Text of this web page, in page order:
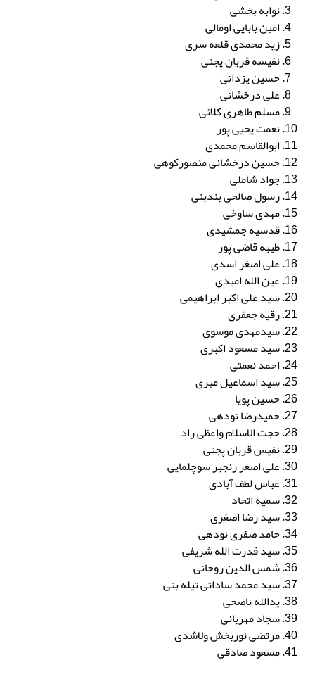
نوابه بخشی
امین بابایی اومالی
زید محمدی قلعه سری
نفیسه قربان پجتی
حسین یزدانی
علی درخشانی
مسلم طاهری کلائی
نعمت یحیی پور
ابوالقاسم محمدی
حسین درخشانی منصورکوهی
جواد شاملی
رسول صالحی بندبنی
مهدی ساوخی
قدسیه جمشیدی
طیبه قاضی پور
علی اصغر اسدی
عین الله امیدی
سید علی اکبر ابراهیمی
رقیه جعفری
سیدمهدی موسوی
سید مسعود اکبری
احمد نعمتی
سید اسماعیل میری
حسین پویا
حمیدرضا نودهی
حجت الاسلام واعظی راد
نفیس قربان پجتی
علی اصغر رنجبر سوچلمایی
عباس لطف آبادی
سمیه اتحاد
سید رضا اصغری
حامد صفری نودهی
سید قدرت الله شریفی
شمس الدین روحانی
سید محمد ساداتی تیله بنی
یدالله ناصحی
سجاد مهربانی
مرتضی نوربخش ولاشدی
مسعود صادقی